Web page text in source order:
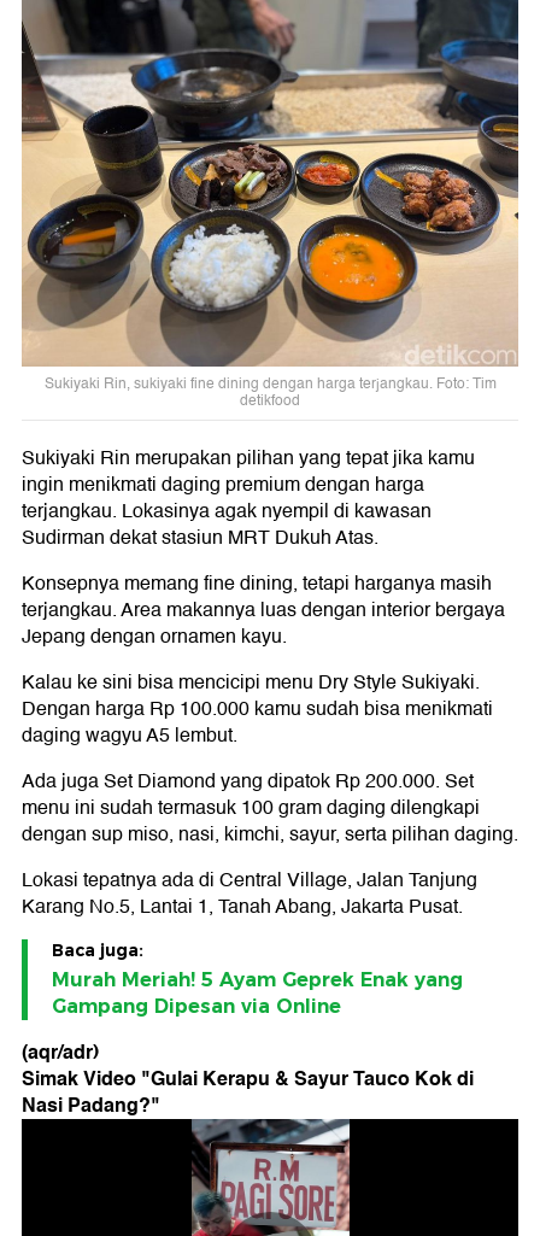
Sukiyaki Rin, sukiyaki fine dining dengan harga terjangkau. Foto: Tim
detikfood
Sukiyaki Rin merupakan pilihan yang tepat jika kamu
ingin menikmati daging premium dengan harga
terjangkau. Lokasinya agak nyempil di kawasan
Sudirman dekat stasiun MRT Dukuh Atas.
Konsepnya memang fine dining, tetapi harganya masih
terjangkau. Area makannya luas dengan interior bergaya
Jepang dengan ornamen kayu.
Kalau ke sini bisa mencicipi menu Dry Style Sukiyaki.
Dengan harga Rp 100.000 kamu sudah bisa menikmati
daging wagyu A5 lembut.
Ada juga Set Diamond yang dipatok Rp 200.000. Set
menu ini sudah termasuk 100 gram daging dilengkapi
dengan sup miso, nasi, kimchi, sayur, serta pilihan daging.
Lokasi tepatnya ada di Central Village, Jalan Tanjung
Karang No.5, Lantai 1, Tanah Abang, Jakarta Pusat.
Baca juga:
Murah Meriah! 5 Ayam Geprek Enak yang
Gampang Dipesan via Online
(aqr/adr)
Simak Video "Gulai Kerapu & Sayur Tauco Kok di
Nasi Padang?"